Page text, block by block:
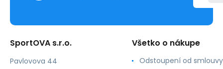
SportOVA s.r.o.
Pavlovova 44
Všetko o nákupe
Odstoupení od smlouvy